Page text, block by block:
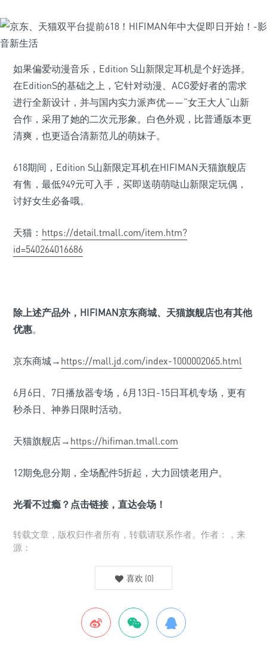
如果偏爱动漫音乐，Edition S山新限定耳机是个好选择。
在EditionS的基础之上，它针对动漫、ACG爱好者的需求
进行全新设计，并与国内实力派声优——“女王大人”山新
合作，采用了她的二次元形象。白色外观，比普通版本更
清爽，也更适合清新范儿的萌妹子。
618期间，Edition S山新限定耳机在HIFIMAN天猫旗舰店
有售，最低949元可入手，买即送萌萌哒山新限定玩偶，
讨好女生必备哦。
天猫： https://detail.tmall.com/item.htm?
id=540264016686
除上述产品外，HIFIMAN京东商城、天猫旗舰店也有其他
优惠。
京东商城→ https://mall.jd.com/index-1000002065.html
6月6日、7日播放器专场，6月13日-15日耳机专场，更有
秒杀日、神券日限时活动。
天猫旗舰店→ https://hifiman.tmall.com
12期免息分期，全场配件5折起，大力回馈老用户。
光看不过瘾？点击链接，直达会场！
转载文章，版权归作者所有，转载请联系作者。作者：，来
源：
喜欢 (0)